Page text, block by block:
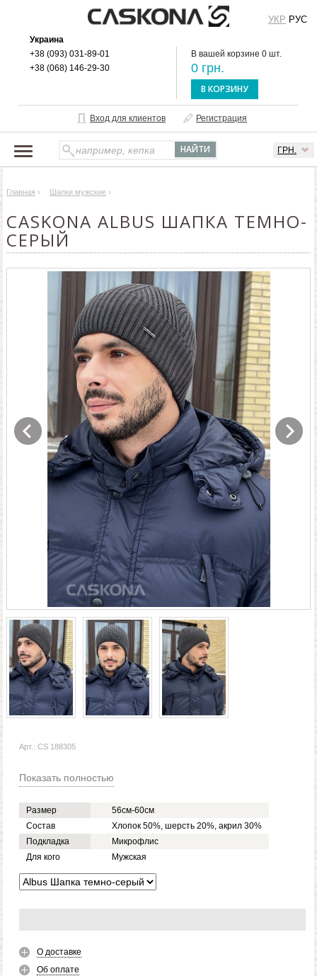
Украина
+38 (093) 031-89-01
+38 (068) 146-29-30
В вашей корзине 0 шт.
0 грн.
В КОРЗИНУ
Вход для клиентов Регистрация
ГРН.
УКР РУС
О БРЕНДЕ
ДОСТАВКА И ОПЛАТА
ОПТОВЫМ КЛИЕНТАМ
Главная › Шапки мужские ›
CASKONA ALBUS ШАПКА ТЕМНО-
СЕРЫЙ
Арт.: CS 188305
Показать полностью
Размер
56см-60см
Состав
Хлопок 50%, шерсть 20%, акрил 30%
Подкладка
Микрофлис
Для кого
Мужская
О доставке
Об оплате